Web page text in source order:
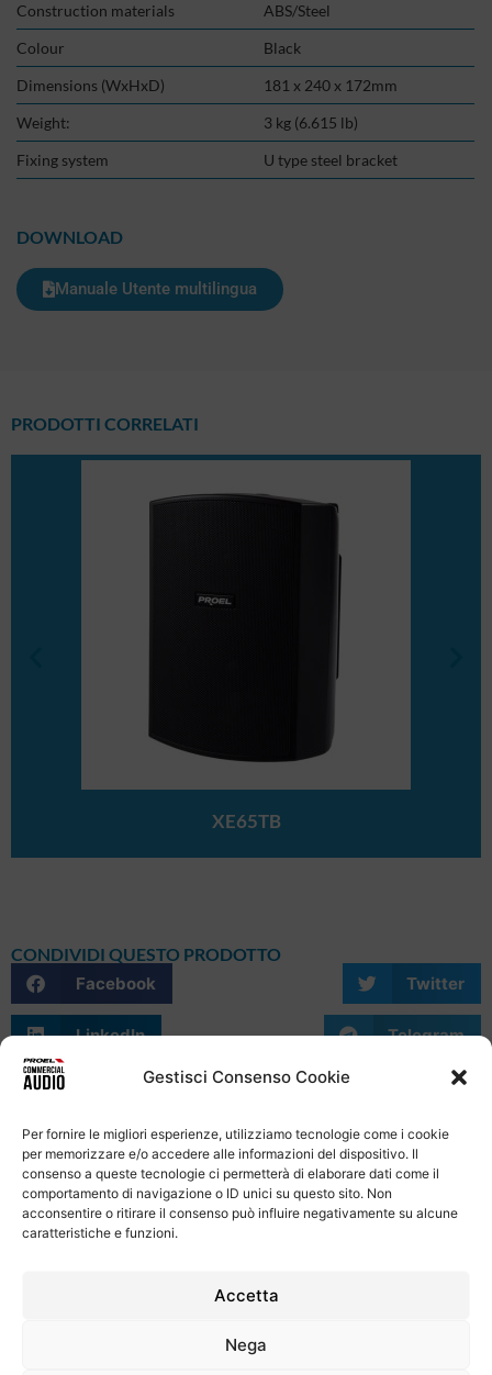
Gestisci Consenso Cookie
Per fornire le migliori esperienze, utilizziamo tecnologie come i cookie
per memorizzare e/o accedere alle informazioni del dispositivo. Il
consenso a queste tecnologie ci permetterà di elaborare dati come il
comportamento di navigazione o ID unici su questo sito. Non
acconsentire o ritirare il consenso può influire negativamente su alcune
caratteristiche e funzioni.
Accetta
Nega
Construction materials
ABS/Steel
Colour
Black
Dimensions (WxHxD)
181 x 240 x 172mm
Weight:
3 kg (6.615 lb)
Fixing system
U type steel bracket
DOWNLOAD
Manuale Utente multilingua
PRODOTTI CORRELATI
XE65TB
CONDIVIDI QUESTO PRODOTTO
Facebook
Twitter
LinkedIn Telegram
WhatsApp Email Skype
Via alla Ruenia 37/43, CAP 64027 Sant’Omero (TE) ITALY